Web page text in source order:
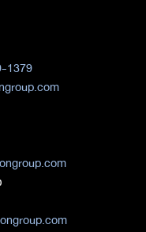
1379